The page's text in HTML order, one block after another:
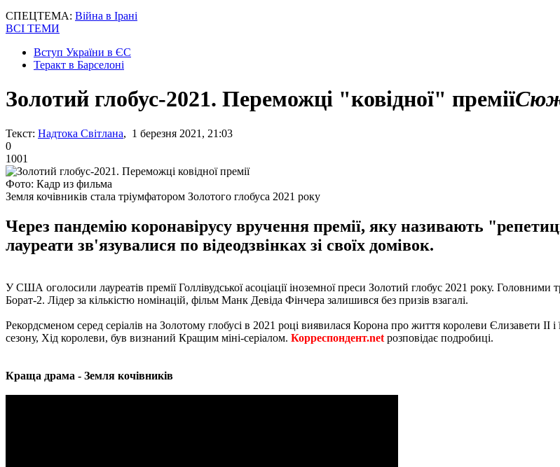
СПЕЦТЕМА: Війна в Ірані
ВСІ ТЕМИ
Вступ України в ЄС
Теракт в Барселоні
Золотий глобус-2021. Переможці "ковідної" премії
Текст: Надтока Світлана, 1 березня 2021, 21:03
0
1001
Фото: Кадр из фильма
Земля кочівників стала тріумфатором Золотого глобуса 2021 року
Через пандемію коронавірусу вручення премії, яку називають
лауреати зв'язувалися по відеодзвінках зі своїх домівок.
У США оголосили лауреатів премії Голлівудської асоціації іноземної преси Золотий глобус 2021 року.
Борат-2. Лідер за кількістю номінацій, фільм Манк Девіда Фінчера залишився без призів взагалі.
Рекордсменом серед серіалів на Золотому глобусі в 2021 році виявилася Корона про життя королеви Єлизавети II
сезону, Хід королеви, був визнаний Кращим міні-серіалом. Корреспондент.net розповідає подробиці.
Краща драма - Земля кочівників